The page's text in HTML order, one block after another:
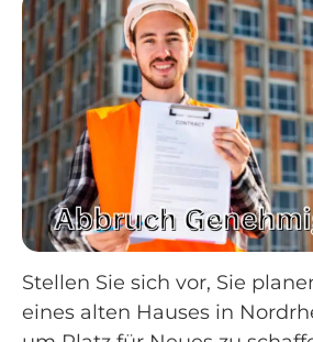
Stellen Sie sich vor, Sie
eines alten Hauses in